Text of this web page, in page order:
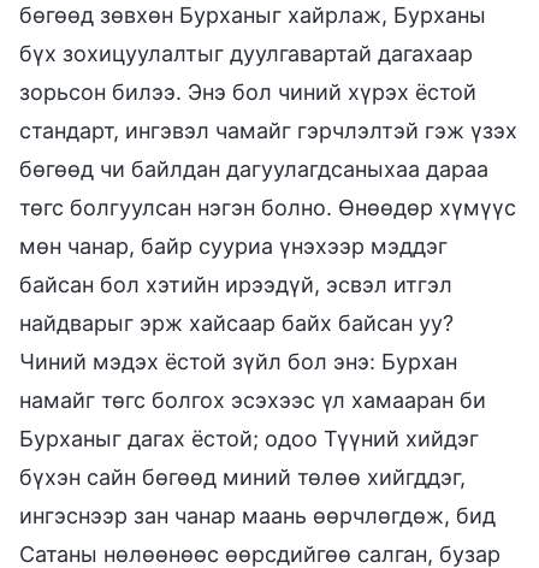
бөгөөд зөвхөн Бурханыг хайрлаж, Бурханы
бүх зохицуулалтыг дуулгавартай дагахаар
зорьсон билээ. Энэ бол чиний хүрэх ёстой
стандарт, ингэвэл чамайг гэрчлэлтэй гэж үзэх
бөгөөд чи байлдан дагуулагдсаныхаа дараа
төгс болгуулсан нэгэн болно. Өнөөдөр хүмүүс
мөн чанар, байр сууриа үнэхээр мэддэг
байсан бол хэтийн ирээдүй, эсвэл итгэл
найдварыг эрж хайсаар байх байсан уу?
Чиний мэдэх ёстой зүйл бол энэ: Бурхан
намайг төгс болгох эсэхээс үл хамааран би
Бурханыг дагах ёстой; одоо Түүний хийдэг
бүхэн сайн бөгөөд миний төлөө хийгддэг,
ингэснээр зан чанар маань өөрчлөгдөж, бид
Сатаны нөлөөнөөс өөрсдийгөө салган, бузар